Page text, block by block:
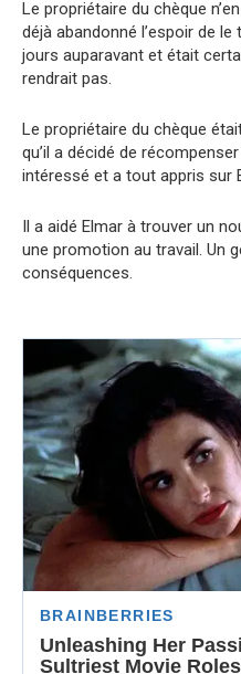
Le propriétaire du chèque
déjà abandonné l’espoir de le
jours auparavant et était
rendrait pas.
Le propriétaire du chèque
qu’il a décidé de
intéressé et a tout appris sur
Il a aidé Elmar à trouver un
une promotion au travail. Un
conséquences.